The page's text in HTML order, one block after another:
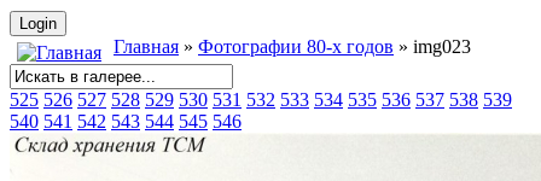
Главная » Фотографии 80-х годов » img023
525 526 527 528 529 530 531 532 533 534 535 536 537 538 539
540 541 542 543 544 545 546